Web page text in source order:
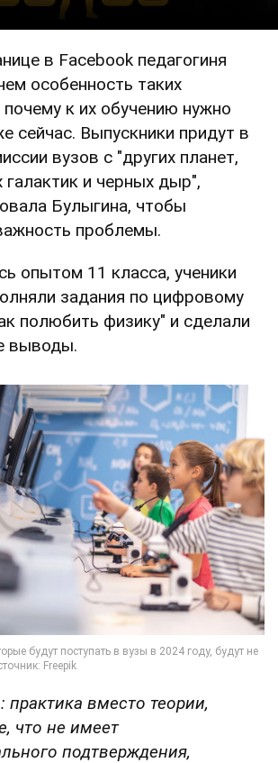
в Facebook педагогиня
особенность таких
к их обучению нужно
сейчас. Выпускники придут в
вузов с "других планет,
галактик и черных дыр",
Булыгина, чтобы
проблемы.
опытом 11 класса, ученики
задания по цифровому
полюбить физику" и сделали
выводы.
практика вместо теории,
что не имеет
подтверждения,